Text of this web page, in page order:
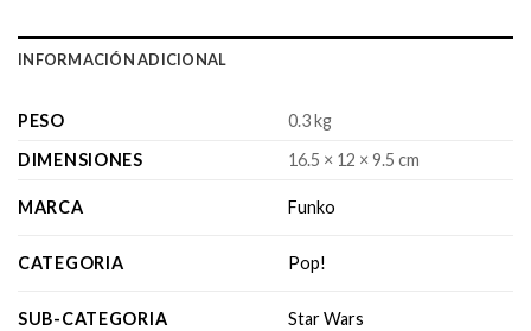
INFORMACIÓN ADICIONAL
PESO
0.3 kg
DIMENSIONES
16.5 × 12 × 9.5 cm
MARCA Funko
CATEGORIA Pop!
SUB-CATEGORIA Star Wars